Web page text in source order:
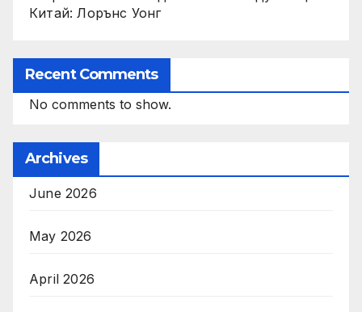
Китай: Лорънс Уонг
Recent Comments
No comments to show.
Archives
June 2026
May 2026
April 2026